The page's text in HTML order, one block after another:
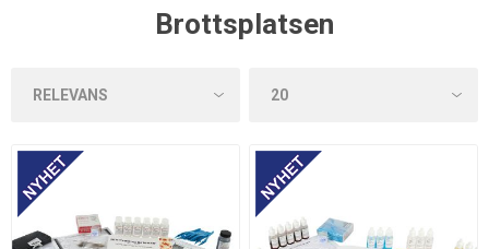
Brottsplatsen